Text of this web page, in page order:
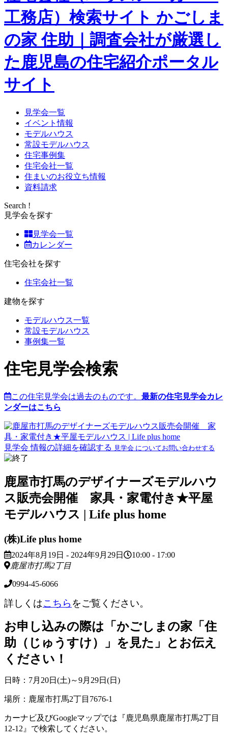
工務店）検索サイト かごしま
の家 住助｜調査会社が厳選し
た鹿児島の住宅紹介ポータル
サイト
見学会一覧
イベント情報
モデルハウス
常設モデルハウス
住宅事例集
住宅会社一覧
住まいのお役立ち情報
資料請求
Search !
見学会を探す
見学会一覧
カレンダー
住宅会社を探す
住宅会社一覧
建物を探す
モデルハウス一覧
常設モデルハウス
事例集一覧
住宅見学会検索
この住宅見学会は過去のものです。 最新の住宅見学会カレ
ンダーはこちら
見学会 情報の詳細を確認する 見学会 についてお問い合わせする
鹿屋市打馬のデザイナーズモデルハウ
ス販売会開催 家具・家電付き★平屋
モデルハウス | Life plus home
(株)Life plus home
2024年8月19日 - 2024年9月29日
10:00 - 17:00
鹿屋市打馬2丁目
0994-45-6066
詳しくはこちら をご覧ください。
お申し込みの際は「かごしまの家「住
助（じゅうすけ）」を見た」とお伝え
ください！
日時：7月20日(土)～9月29日(日)
場所：鹿屋市打馬2丁目7676-1
カーナビ及びGoogleマップでは『鹿児島県鹿屋市打馬2丁目
12-12』で検索してください。